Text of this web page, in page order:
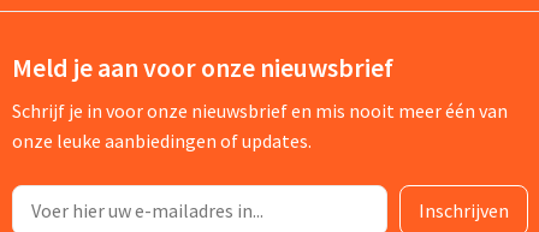
Meld je aan voor onze nieuwsbrief
Schrijf je in voor onze nieuwsbrief en mis nooit meer één van
onze leuke aanbiedingen of updates.